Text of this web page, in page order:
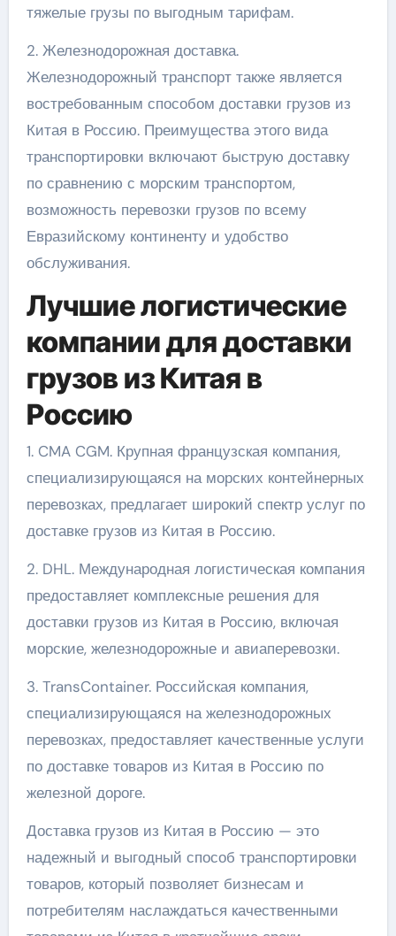
тяжелые грузы по выгодным тарифам.
2. Железнодорожная доставка.
Железнодорожный транспорт также является
востребованным способом доставки грузов из
Китая в Россию. Преимущества этого вида
транспортировки включают быструю доставку
по сравнению с морским транспортом,
возможность перевозки грузов по всему
Евразийскому континенту и удобство
обслуживания.
Лучшие логистические
компании для доставки
грузов из Китая в
Россию
1. CMA CGM. Крупная французская компания,
специализирующаяся на морских контейнерных
перевозках, предлагает широкий спектр услуг по
доставке грузов из Китая в Россию.
2. DHL. Международная логистическая компания
предоставляет комплексные решения для
доставки грузов из Китая в Россию, включая
морские, железнодорожные и авиаперевозки.
3. TransContainer. Российская компания,
специализирующаяся на железнодорожных
перевозках, предоставляет качественные услуги
по доставке товаров из Китая в Россию по
железной дороге.
Доставка грузов из Китая в Россию — это
надежный и выгодный способ транспортировки
товаров, который позволяет бизнесам и
потребителям наслаждаться качественными